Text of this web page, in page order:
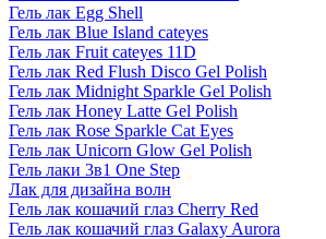
Гель лак Egg Shell
Гель лак Blue Island cateyes
Гель лак Fruit cateyes 11D
Гель лак Red Flush Disco Gel Polish
Гель лак Midnight Sparkle Gel Polish
Гель лак Honey Latte Gel Polish
Гель лак Rose Sparkle Cat Eyes
Гель лак Unicorn Glow Gel Polish
Гель лаки 3в1 One Step
Лак для дизайна волн
Гель лак кошачий глаз Cherry Red
Гель лак кошачий глаз Galaxy Aurora